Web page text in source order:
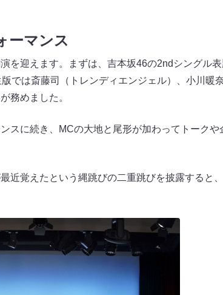
ーマンス
を迎えます。まずは、吉本坂46の2ndシングル
では斎藤司（トレンディエンジェル）、小川暖
務めました。
スに続き、MCの大地と尾形が加わってトークや
近覚えたという縄跳びの二重跳びを披露すると